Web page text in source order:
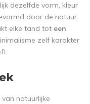
dezelfde vorm, kleur
door de natuur
elke tand tot een
zelf karakter
natuurlijke